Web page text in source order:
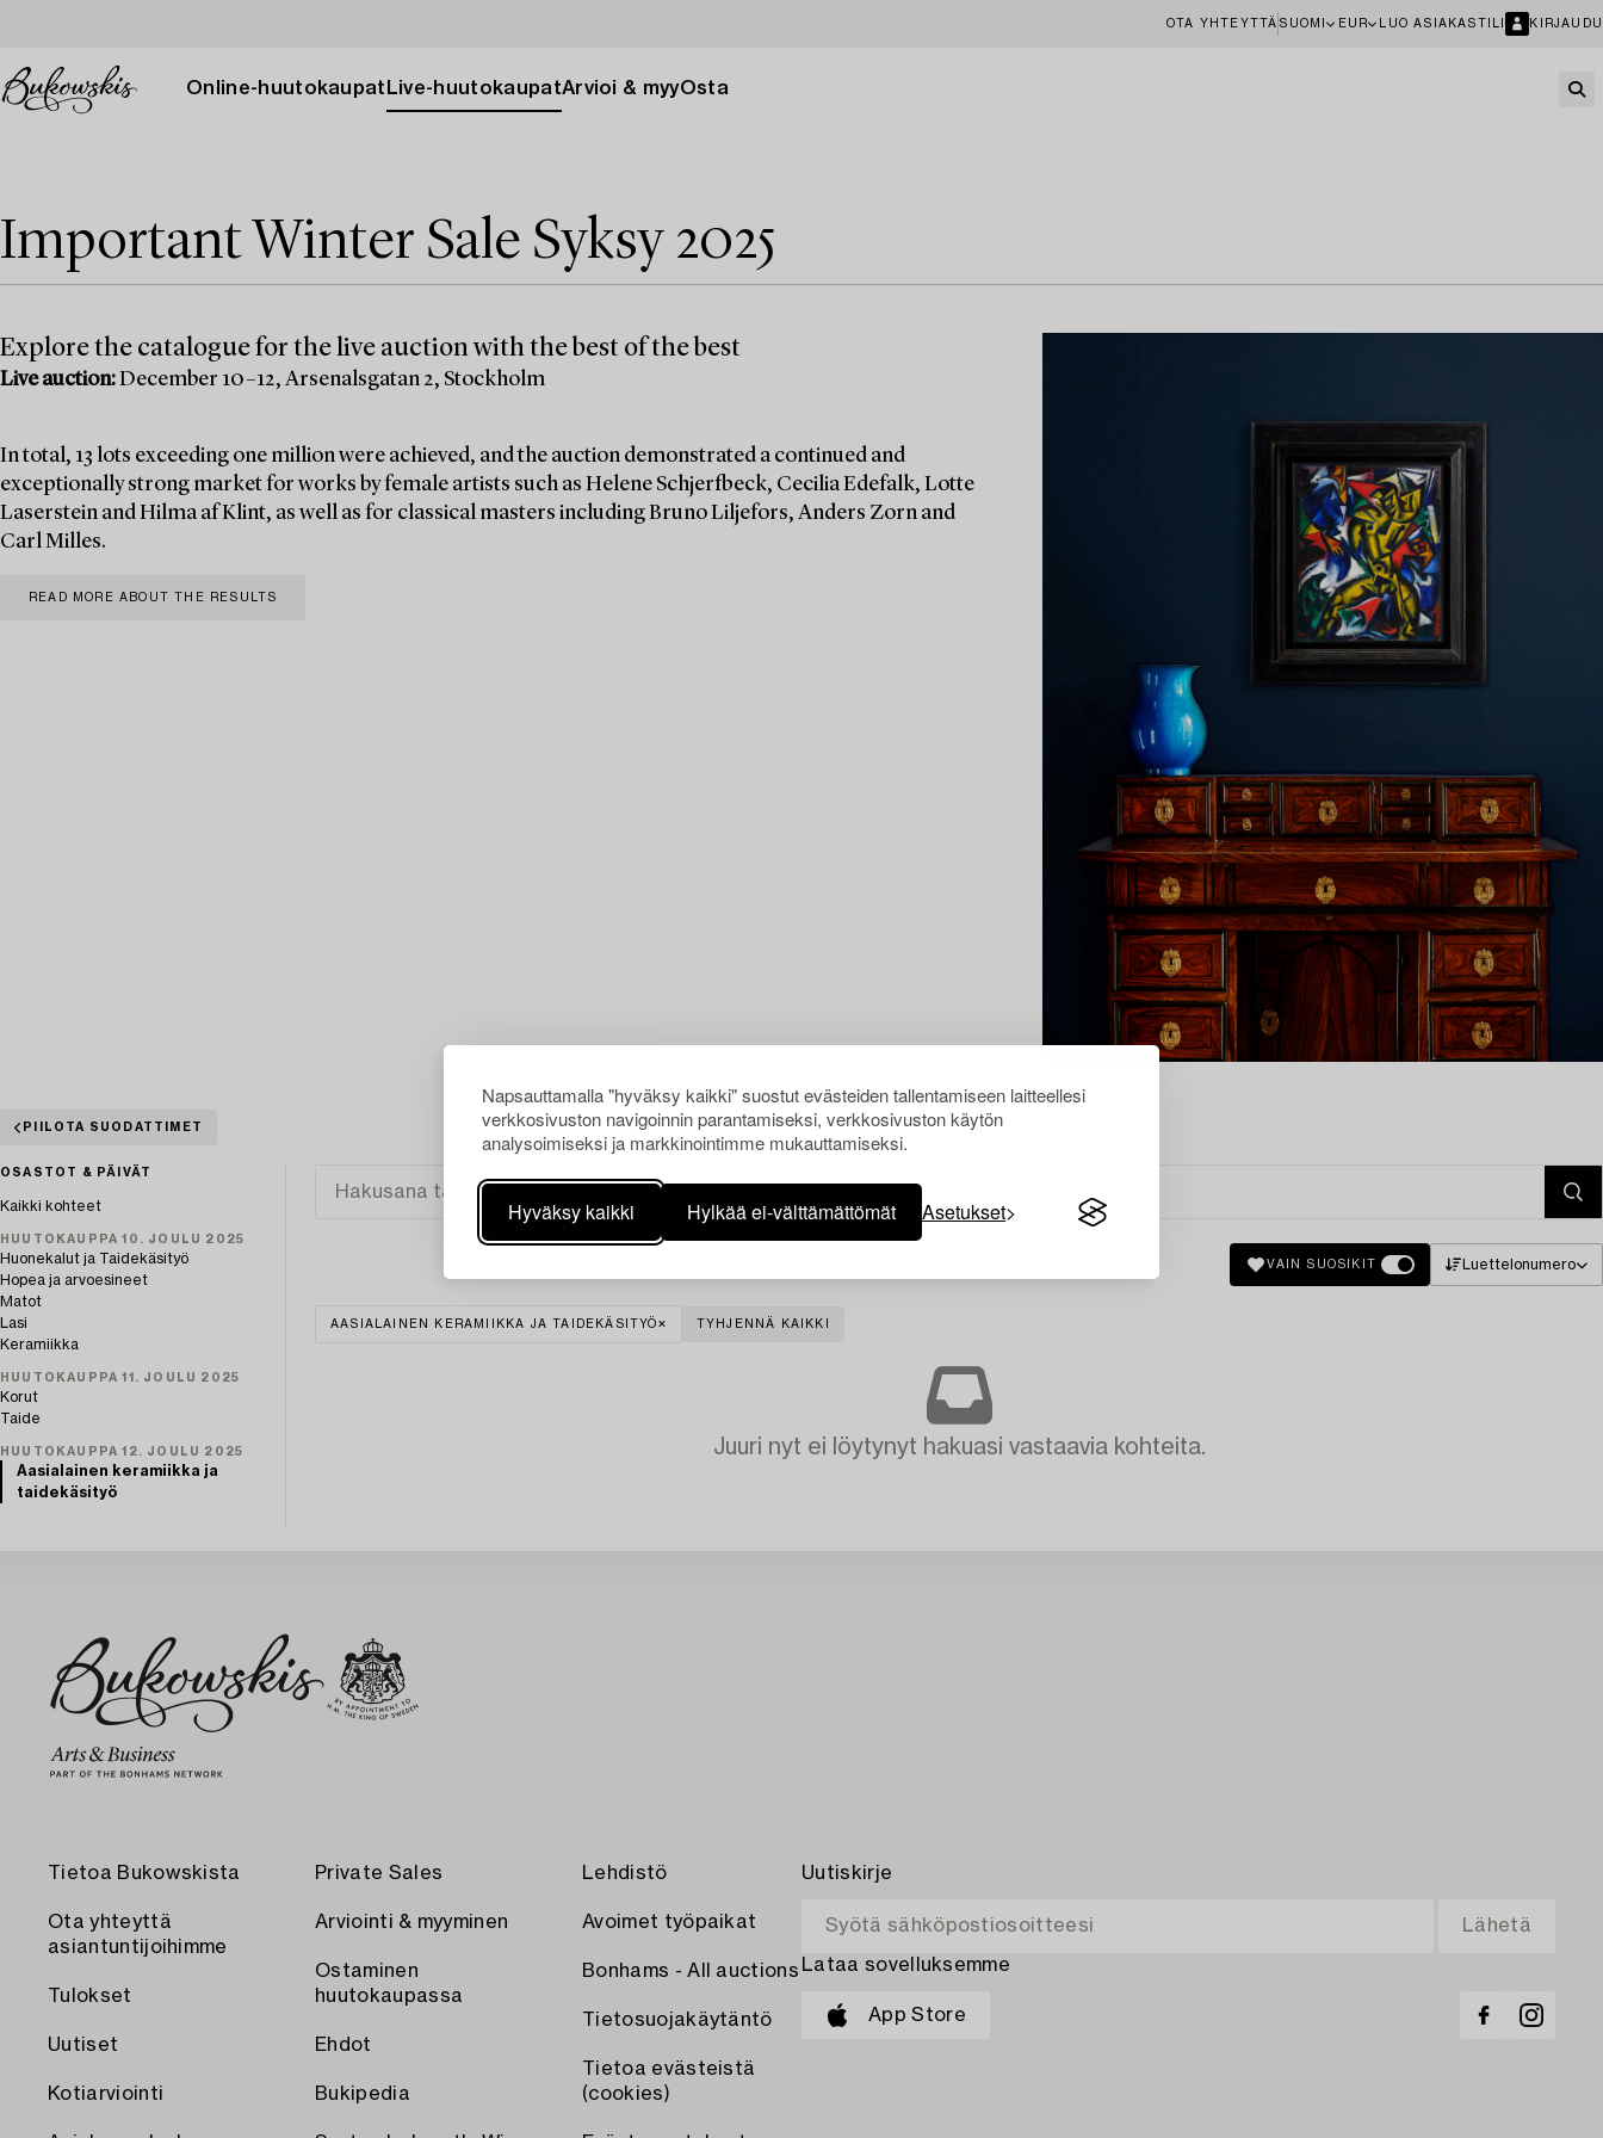
Napsauttamalla "hyväksy kaikki" suostut evästeiden tallentamiseen laitteellesi
verkkosivuston navigoinnin parantamiseksi, verkkosivuston käytön
analysoimiseksi ja markkinointimme mukauttamiseksi.
Hyväksy kaikki Hylkää ei-välttämättömät Asetukset
OTA YHTEYTTÄ SUOMI EUR LUO ASIAKASTILI KIRJAUDU
Online-huutokaupat Live-huutokaupatArvioi & myyOsta
Important Winter Sale Syksy 2025
Explore the catalogue for the live auction with the best of the best
Live auction:December 10–12, Arsenalsgatan 2, Stockholm
In total, 13 lots exceeding one million were achieved, and the auction demonstrated a continued and
exceptionally strong market for works by female artists such as Helene Schjerfbeck, Cecilia Edefalk, Lotte
Laserstein and Hilma af Klint, as well as for classical masters including Bruno Liljefors, Anders Zorn and
Carl Milles.
READ MORE ABOUT THE RESULTS
PIILOTA SUODATTIMET
OSASTOT & PÄIVÄT
Kaikki kohteet
HUUTOKAUPPA 10. JOULU 2025
Huonekalut ja Taidekäsityö
Hopea ja arvoesineet
Matot
Lasi
Keramiikka
HUUTOKAUPPA 11. JOULU 2025
Korut
Taide
HUUTOKAUPPA 12. JOULU 2025
Aasialainen keramiikka ja
taidekäsityö
VAIN SUOSIKIT Luettelonumero
AASIALAINEN KERAMIIKKA JA TAIDEKÄSITYÖ TYHJENNÄ KAIKKI
Juuri nyt ei löytynyt hakuasi vastaavia kohteita.
Tietoa Bukowskista
Ota yhteyttä
asiantuntijoihimme
Tulokset
Uutiset
Kotiarviointi
Private Sales
Arviointi & myyminen
Ostaminen
huutokaupassa
Ehdot
Bukipedia
Lehdistö
Avoimet työpaikat
Bonhams - All auctions
Tietosuojakäytäntö
Tietoa evästeistä
(cookies)
Uutiskirje
Lataa sovelluksemme
App Store